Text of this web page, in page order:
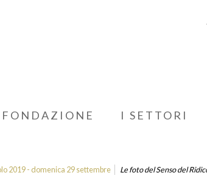
FONDAZIONE I SETTORI
2019 - domenica 29 settembre Le foto del Senso del